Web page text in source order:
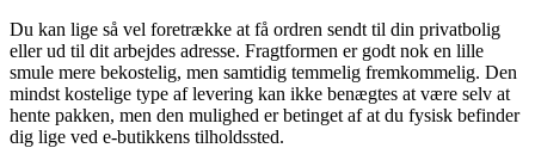
Du kan lige så vel foretrække at få ordren sendt til din privatbolig
eller ud til dit arbejdes adresse. Fragtformen er godt nok en lille
smule mere bekostelig, men samtidig temmelig fremkommelig. Den
mindst kostelige type af levering kan ikke benægtes at være selv at
hente pakken, men den mulighed er betinget af at du fysisk befinder
dig lige ved e-butikkens tilholdssted.